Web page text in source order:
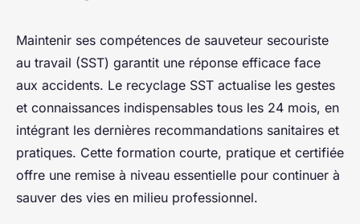
MANAGEMENT
Recyclage SST : Maintenez vos
compétences de sauveteur au
top
Yasmine• 4 juin 2025•3 min de lecture
Maintenir ses compétences de sauveteur secouriste
au travail (SST) garantit une réponse efficace face
aux accidents. Le recyclage SST actualise les gestes
et connaissances indispensables tous les 24 mois, en
intégrant les dernières recommandations sanitaires et
pratiques. Cette formation courte, pratique et certifiée
offre une remise à niveau essentielle pour continuer à
sauver des vies en milieu professionnel.